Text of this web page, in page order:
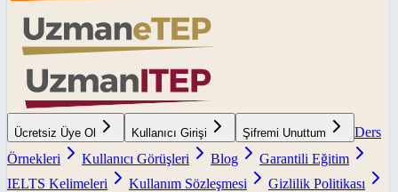
Ücretsiz Üye Ol Kullanıcı Girişi Şifremi Unuttum
Ders
Örnekleri
Kullanıcı Görüşleri Blog
Garantili Eğitim
IELTS Kelimeleri
Kullanım Sözleşmesi
Gizlilik Politikası